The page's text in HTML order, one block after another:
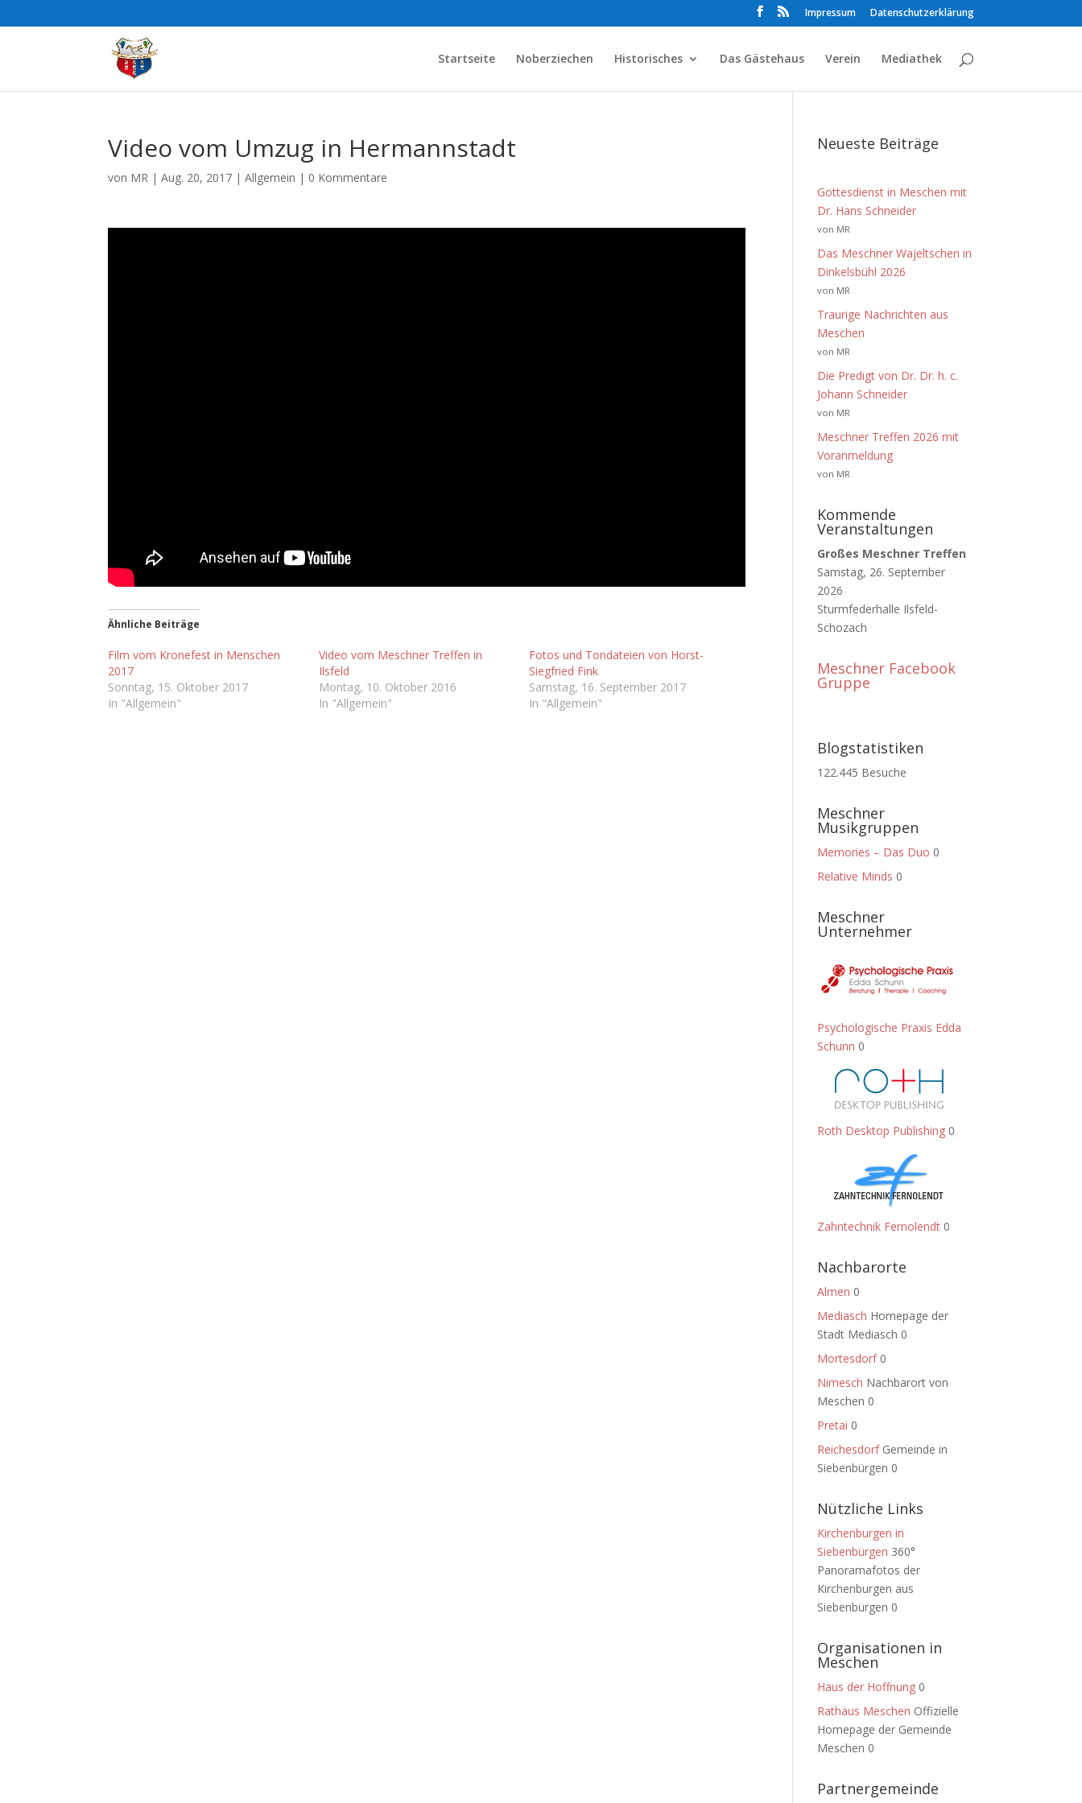
Impressum Datenschutzerklärung
Startseite Noberziechen Historisches Das Gästehaus Verein Mediathek
Video vom Umzug in Hermannstadt
von MR |Aug. 20, 2017 |Allgemein | 0 Kommentare
Ähnliche Beiträge
Film vom Kronefest in Menschen
2017
Sonntag, 15. Oktober 2017
In "Allgemein"
Video vom Meschner Treffen in
Ilsfeld
Montag, 10. Oktober 2016
In "Allgemein"
Fotos und Tondateien von Horst-
Siegfried Fink
Samstag, 16. September 2017
In "Allgemein"
Neueste Beiträge
Gottesdienst in Meschen mit
Dr. Hans Schneider
von MR
Das Meschner Wajeltschen in
Dinkelsbühl 2026
von MR
Traurige Nachrichten aus
Meschen
von MR
Die Predigt von Dr. Dr. h. c.
Johann Schneider
von MR
Meschner Treffen 2026 mit
Voranmeldung
von MR
Kommende
Veranstaltungen
Großes Meschner Treffen
Samstag, 26. September
2026
Sturmfederhalle Ilsfeld-
Schozach
Meschner Facebook
Gruppe
Blogstatistiken
122.445 Besuche
Meschner
Musikgruppen
Memories – Das Duo 0
Relative Minds 0
Meschner
Unternehmer
Psychologische Praxis Edda
Schunn 0
Roth Desktop Publishing 0
Zahntechnik Fernolendt 0
Nachbarorte
Almen 0
Mediasch Homepage der
Stadt Mediasch 0
Mortesdorf0
Nimesch Nachbarort von
Meschen 0
Pretai 0
ReichesdorfGemeinde in
Siebenbürgen 0
Nützliche Links
Kirchenburgen in
Siebenbürgen 360°
Panoramafotos der
Kirchenburgen aus
Siebenbürgen 0
Organisationen in
Meschen
Haus der Hoffnung 0
Rathaus Meschen Offizielle
Homepage der Gemeinde
Meschen 0
Partnergemeinde